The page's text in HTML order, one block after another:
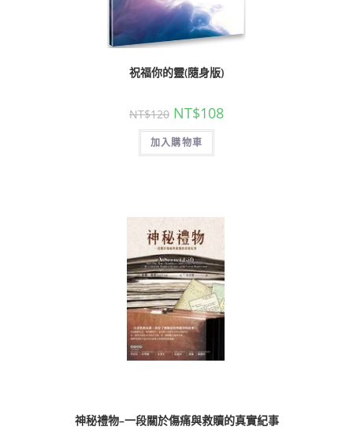
祝福你的靈(隨身版)
NT$120 NT$108
加入購物車
神秘禮物–一段關於傷痛與救贖的真實紀事